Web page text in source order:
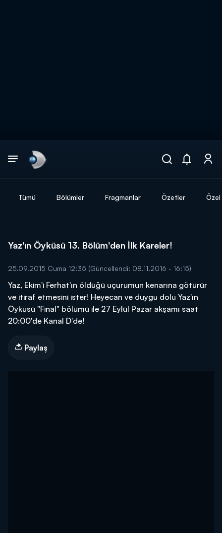
Tümü Bölümler Fragmanlar Özetler
Yaz'ın Öyküsü 13. Bölüm'den İlk Kareler!
25.09.2015 Cuma 12:35 (Güncellendi: 08.11.2016 - 16:15)
Yaz, Ekim'i Ferhat'ın öldüğü uçurumun kenarına götürür
ve itiraf etmesini ister! Heyecan ve duygu dolu Yaz'ın
Öyküsü "Final" bölümü ile 27 Eylül Pazar akşamı saat
20:00'de Kanal D'de!
Paylaş